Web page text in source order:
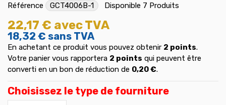
Référence GCT4006B-1 Disponible 7 Produits
22,17 € avec TVA
18,32 € sans TVA
En achetant ce produit vous pouvez obtenir 2 points.
Votre panier vous rapportera 2 points qui peuvent être
converti en un bon de réduction de 0,20 €.
Choisissez le type de fourniture